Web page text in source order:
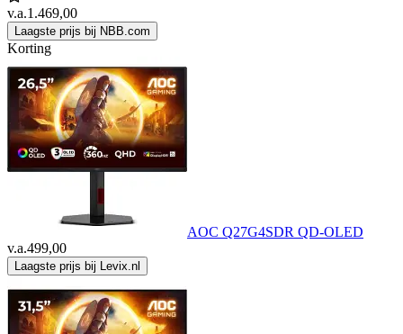
v.a.1.469,00
Laagste prijs bij NBB.com
Korting
AOC Q27G4SDR QD-OLED
v.a.499,00
Laagste prijs bij Levix.nl